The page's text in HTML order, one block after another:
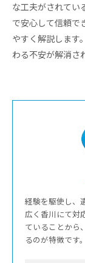
な工夫がされてい
で安心して信頼で
やすく解説します
わる不安が解消さ
経験を駆使し、
広く香川にて対
ていることから
るのが特徴です。